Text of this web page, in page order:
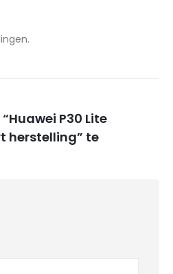
P30 Lite
herstelling” te